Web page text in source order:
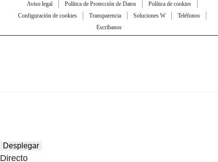
Aviso legal Política de Protección de Datos
Política de cookies
Configuración de cookies
Transparencia Soluciones W
Teléfonos
Escríbanos
Desplegar
Directo